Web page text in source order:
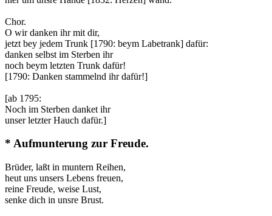
Chor.
O wir danken ihr mit dir,
jetzt bey jedem Trunk [1790: beym Labetrank] dafür:
danken selbst im Sterben ihr
noch beym letzten Trunk dafür!
[1790: Danken stammelnd ihr dafür!]
[ab 1795:
Noch im Sterben danket ihr
unser letzter Hauch dafür.]
* Aufmunterung zur Freude.
Brüder, laßt in muntern Reihen,
heut uns unsers Lebens freuen,
reine Freude, weise Lust,
senke dich in unsre Brust.